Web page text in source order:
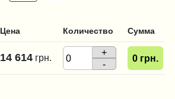
Цена Количество Сумма
14 614 грн.
+
-
0 грн.